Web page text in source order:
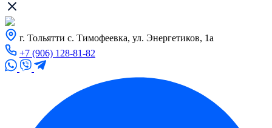
г. Тольятти с. Тимофеевка, ул. Энергетиков, 1а
+7 (906) 128-81-82